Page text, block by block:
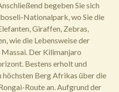
begeben Sie sich
Nationalpark, wo Sie die
Giraffen, Zebras,
wie die Lebensweise der
Der Kilimanjaro
Bestens erholt und
höchsten Berg Afrikas über die
Route an. Aufgrund der